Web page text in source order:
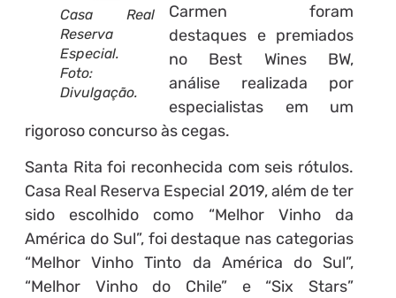
Casa Real
Reserva
Especial.
Foto:
Divulgação.
Carmen foram
destaques e premiados
no Best Wines BW,
análise realizada por
especialistas em um
rigoroso concurso às cegas.
Santa Rita foi reconhecida com seis rótulos.
Casa Real Reserva Especial 2019, além de ter
sido escolhido como “Melhor Vinho da
América do Sul”, foi destaque nas categorias
“Melhor Vinho Tinto da América do Sul”,
“Melhor Vinho do Chile” e “Six Stars”